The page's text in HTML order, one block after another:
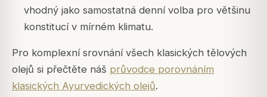
vhodný jako samostatná denní volba pro většinu
konstitucí v mírném klimatu.
Pro komplexní srovnání všech klasických tělových
olejů si přečtěte náš průvodce porovnáním
klasických Ayurvedických olejů.